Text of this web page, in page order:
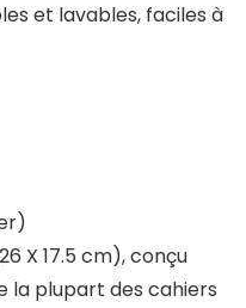
et lavables, faciles à
X 17.5 cm), conçu
la plupart des cahiers